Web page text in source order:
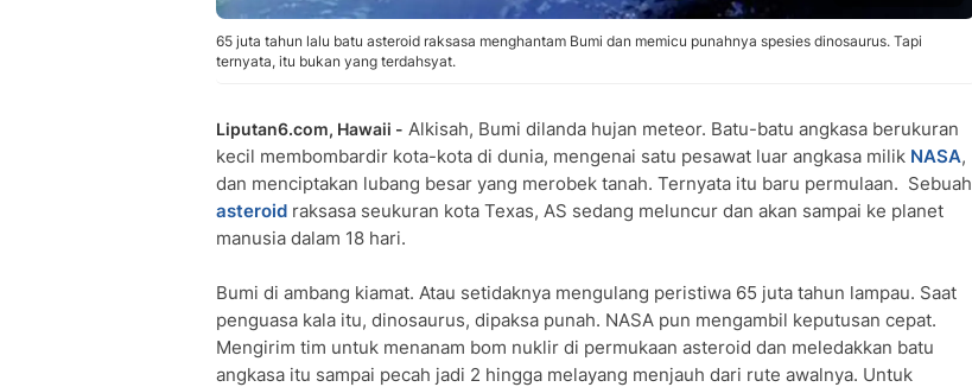
65 juta tahun lalu batu asteroid raksasa menghantam Bumi dan memicu punahnya spesies dinosaurus. Tapi
ternyata, itu bukan yang terdahsyat.
Liputan6.com, Hawaii - Alkisah, Bumi dilanda hujan meteor. Batu-batu angkasa berukuran
kecil membombardir kota-kota di dunia, mengenai satu pesawat luar angkasa milik NASA,
dan menciptakan lubang besar yang merobek tanah. Ternyata itu baru permulaan. Sebuah
asteroid raksasa seukuran kota Texas, AS sedang meluncur dan akan sampai ke planet
manusia dalam 18 hari.
Bumi di ambang kiamat. Atau setidaknya mengulang peristiwa 65 juta tahun lampau. Saat
penguasa kala itu, dinosaurus, dipaksa punah. NASA pun mengambil keputusan cepat.
Mengirim tim untuk menanam bom nuklir di permukaan asteroid dan meledakkan batu
angkasa itu sampai pecah jadi 2 hingga melayang menjauh dari rute awalnya. Untuk